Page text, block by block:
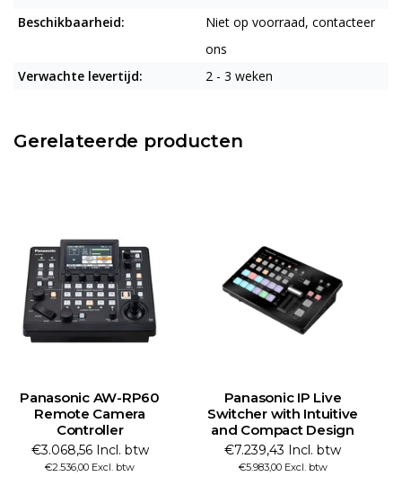
Beschikbaarheid:
Niet op voorraad, contacteer
ons
Verwachte levertijd:
2 - 3 weken
Gerelateerde producten
Panasonic AW-RP60
Remote Camera
Controller
€3.068,56 Incl. btw
€2.536,00 Excl. btw
Panasonic IP Live
Switcher with Intuitive
and Compact Design
€7.239,43 Incl. btw
€5.983,00 Excl. btw